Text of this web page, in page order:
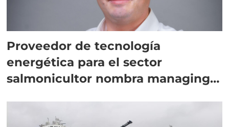
Proveedor de tecnología
energética para el sector
salmonicultor nombra managing